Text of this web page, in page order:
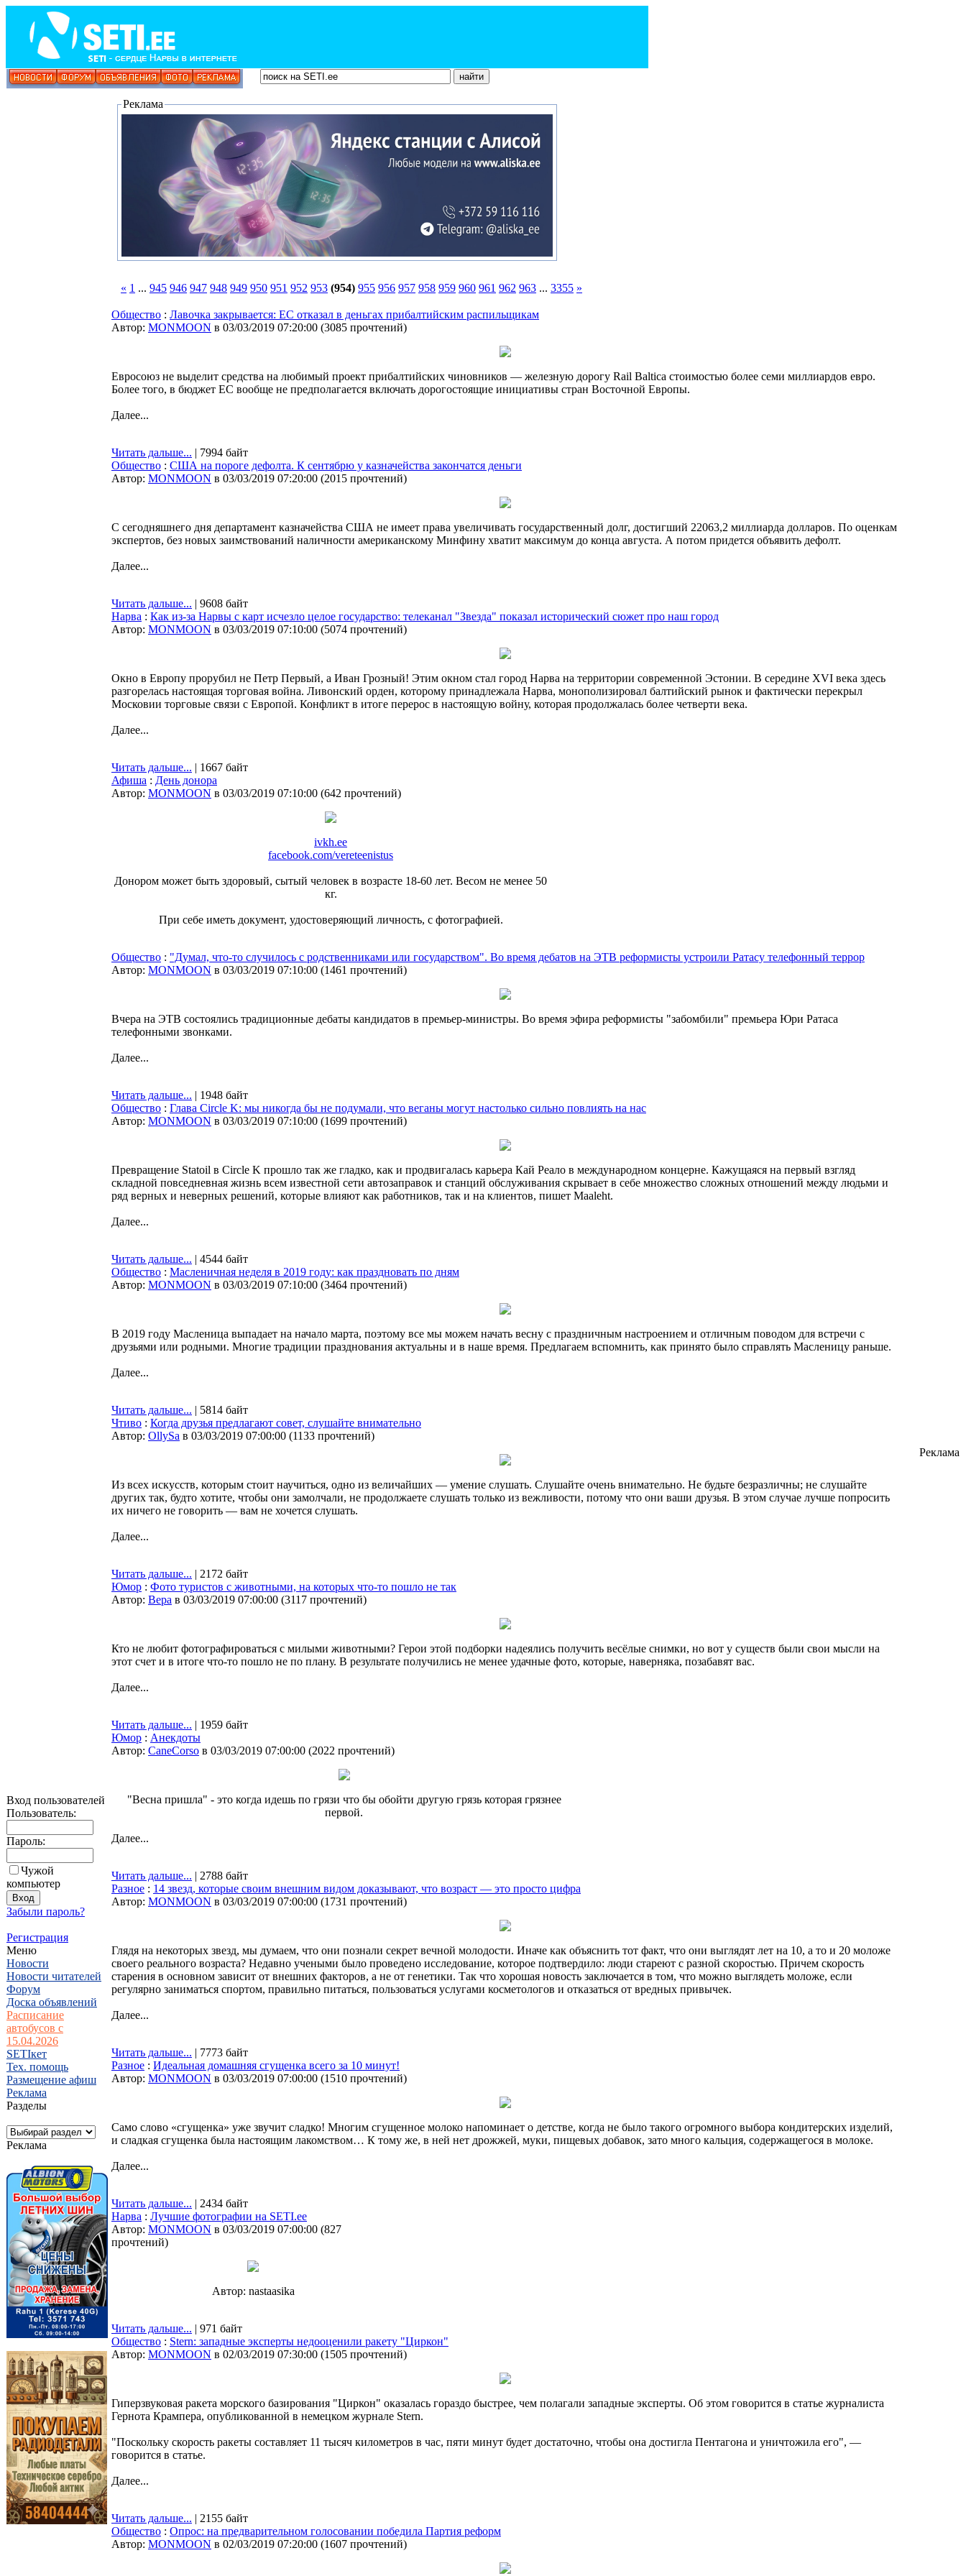
Вход пользователей
Пользователь:
Пароль:
Чужой
компьютер
Забыли пароль?
Регистрация
Меню
Новости
Новости читателей
Форум
Доска объявлений
Расписание
автобусов с
15.04.2026
SETIкет
Тех. помощь
Размещение афиш
Реклама
Разделы
Реклама
Реклама
« 1 ... 945 946 947 948 949 950 951 952 953 (954) 955 956 957 958 959 960 961 962 963 ... 3355 »
Общество : Лавочка закрывается: ЕС отказал в деньгах прибалтийским распильщикам
Автор: MONMOON в 03/03/2019 07:20:00 (3085 прочтений)
Евросоюз не выделит средства на любимый проект прибалтийских чиновников — железную дорогу Rail Baltica стоимостью более семи миллиардов евро.
Более того, в бюджет ЕС вообще не предполагается включать дорогостоящие инициативы стран Восточной Европы.
Далее...
Читать дальше... | 7994 байт
Общество : США на пороге дефолта. К сентябрю у казначейства закончатся деньги
Автор: MONMOON в 03/03/2019 07:20:00 (2015 прочтений)
С сегодняшнего дня департамент казначейства США не имеет права увеличивать государственный долг, достигший 22063,2 миллиарда долларов. По оценкам
экспертов, без новых заимствований наличности американскому Минфину хватит максимум до конца августа. А потом придется объявить дефолт.
Далее...
Читать дальше... | 9608 байт
Нарва : Как из-за Нарвы с карт исчезло целое государство: телеканал "Звезда" показал исторический сюжет про наш город
Автор: MONMOON в 03/03/2019 07:10:00 (5074 прочтений)
Окно в Европу прорубил не Петр Первый, а Иван Грозный! Этим окном стал город Нарва на территории современной Эстонии. В середине XVI века здесь
разгорелась настоящая торговая война. Ливонский орден, которому принадлежала Нарва, монополизировал балтийский рынок и фактически перекрыл
Московии торговые связи с Европой. Конфликт в итоге перерос в настоящую войну, которая продолжалась более четверти века.
Далее...
Читать дальше... | 1667 байт
Афиша : День донора
Автор: MONMOON в 03/03/2019 07:10:00 (642 прочтений)
ivkh.ee
facebook.com/vereteenistus
Донором может быть здоровый, сытый человек в возрасте 18-60 лет. Весом не менее 50
кг.
При себе иметь документ, удостоверяющий личность, с фотографией.
Общество : "Думал, что-то случилось с родственниками или государством". Во время дебатов на ЭТВ реформисты устроили Ратасу телефонный террор
Автор: MONMOON в 03/03/2019 07:10:00 (1461 прочтений)
Вчера на ЭТВ состоялись традиционные дебаты кандидатов в премьер-министры. Во время эфира реформисты "забомбили" премьера Юри Ратаса
телефонными звонками.
Далее...
Читать дальше... | 1948 байт
Общество : Глава Circle K: мы никогда бы не подумали, что веганы могут настолько сильно повлиять на нас
Автор: MONMOON в 03/03/2019 07:10:00 (1699 прочтений)
Превращение Statoil в Circle K прошло так же гладко, как и продвигалась карьера Кай Реало в международном концерне. Кажущаяся на первый взгляд
складной повседневная жизнь всем известной сети автозаправок и станций обслуживания скрывает в себе множество сложных отношений между людьми и
ряд верных и неверных решений, которые влияют как работников, так и на клиентов, пишет Maaleht.
Далее...
Читать дальше... | 4544 байт
Общество : Масленичная неделя в 2019 году: как праздновать по дням
Автор: MONMOON в 03/03/2019 07:10:00 (3464 прочтений)
В 2019 году Масленица выпадает на начало марта, поэтому все мы можем начать весну с праздничным настроением и отличным поводом для встречи с
друзьями или родными. Многие традиции празднования актуальны и в наше время. Предлагаем вспомнить, как принято было справлять Масленицу раньше.
Далее...
Читать дальше... | 5814 байт
Чтиво : Когда друзья предлагают совет, слушайте внимательно
Автор: OllySa в 03/03/2019 07:00:00 (1133 прочтений)
Из всех искусств, которым стоит научиться, одно из величайших — умение слушать. Слушайте очень внимательно. Не будьте безразличны; не слушайте
других так, будто хотите, чтобы они замолчали, не продолжаете слушать только из вежливости, потому что они ваши друзья. В этом случае лучше попросить
их ничего не говорить — вам не хочется слушать.
Далее...
Читать дальше... | 2172 байт
Юмор : Фото туристов с животными, на которых что-то пошло не так
Автор: Bepa в 03/03/2019 07:00:00 (3117 прочтений)
Кто не любит фотографироваться с милыми животными? Герои этой подборки надеялись получить весёлые снимки, но вот у существ были свои мысли на
этот счет и в итоге что-то пошло не по плану. В результате получились не менее удачные фото, которые, наверняка, позабавят вас.
Далее...
Читать дальше... | 1959 байт
Юмор : Анекдоты
Автор: CaneCorso в 03/03/2019 07:00:00 (2022 прочтений)
"Весна пришла" - это когда идешь по грязи что бы обойти другую грязь которая грязнее
первой.
Далее...
Читать дальше... | 2788 байт
Разное : 14 звезд, которые своим внешним видом доказывают, что возраст — это просто цифра
Автор: MONMOON в 03/03/2019 07:00:00 (1731 прочтений)
Глядя на некоторых звезд, мы думаем, что они познали секрет вечной молодости. Иначе как объяснить тот факт, что они выглядят лет на 10, а то и 20 моложе
своего реального возраста? Недавно учеными было проведено исследование, которое подтвердило: люди стареют с разной скоростью. Причем скорость
старения в основном зависит от внешних факторов, а не от генетики. Так что хорошая новость заключается в том, что можно выглядеть моложе, если
регулярно заниматься спортом, правильно питаться, пользоваться услугами косметологов и отказаться от вредных привычек.
Далее...
Читать дальше... | 7773 байт
Разное : Идеальная домашняя сгущенка всего за 10 минут!
Автор: MONMOON в 03/03/2019 07:00:00 (1510 прочтений)
Само слово «сгущенка» уже звучит сладко! Многим сгущенное молоко напоминает о детстве, когда не было такого огромного выбора кондитерских изделий,
и сладкая сгущенка была настоящим лакомством… К тому же, в ней нет дрожжей, муки, пищевых добавок, зато много кальция, содержащегося в молоке.
Далее...
Читать дальше... | 2434 байт
Нарва : Лучшие фотографии на SETI.ee
Автор: MONMOON в 03/03/2019 07:00:00 (827
прочтений)
Автор: nastaasika
Читать дальше... | 971 байт
Общество : Stern: западные эксперты недооценили ракету "Циркон"
Автор: MONMOON в 02/03/2019 07:30:00 (1505 прочтений)
Гиперзвуковая ракета морского базирования "Циркон" оказалась гораздо быстрее, чем полагали западные эксперты. Об этом говорится в статье журналиста
Гернота Крампера, опубликованной в немецком журнале Stern.
"Поскольку скорость ракеты составляет 11 тысяч километров в час, пяти минут будет достаточно, чтобы она достигла Пентагона и уничтожила его", —
говорится в статье.
Далее...
Читать дальше... | 2155 байт
Общество : Опрос: на предварительном голосовании победила Партия реформ
Автор: MONMOON в 02/03/2019 07:20:00 (1607 прочтений)
Реклама